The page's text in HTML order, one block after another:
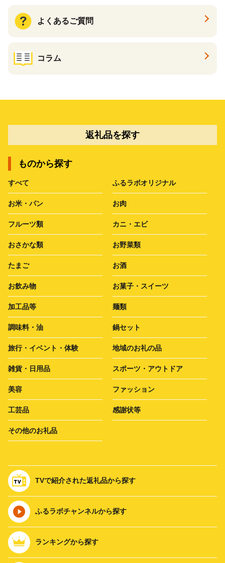
よくあるご質問
コラム
返礼品を探す
ものから探す
すべて ふるラボオリジナル
お米・パン お肉
フルーツ類 カニ・エビ
おさかな類 お野菜類
たまご お酒
お飲み物 お菓子・スイーツ
加工品等 麺類
調味料・油 鍋セット
旅行・イベント・体験 地域のお礼の品
雑貨・日用品 スポーツ・アウトドア
美容 ファッション
工芸品 感謝状等
その他のお礼品
TVで紹介された返礼品から探す
ふるラボチャンネルから探す
ランキングから探す